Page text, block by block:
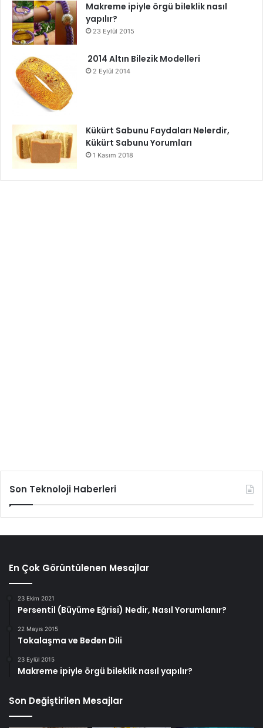
Makreme ipiyle örgü bileklik nasıl
yapılır?
23 Eylül 2015
2014 Altın Bilezik Modelleri
2 Eylül 2014
Kükürt Sabunu Faydaları Nelerdir,
Kükürt Sabunu Yorumları
1 Kasım 2018
Son Teknoloji Haberleri
En Çok Görüntülenen Mesajlar
23 Ekim 2021
Persentil (Büyüme Eğrisi) Nedir, Nasıl Yorumlanır?
22 Mayıs 2015
Tokalaşma ve Beden Dili
23 Eylül 2015
Makreme ipiyle örgü bileklik nasıl yapılır?
Son Değiştirilen Mesajlar